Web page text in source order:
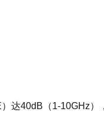
达40dB（1-10GHz）